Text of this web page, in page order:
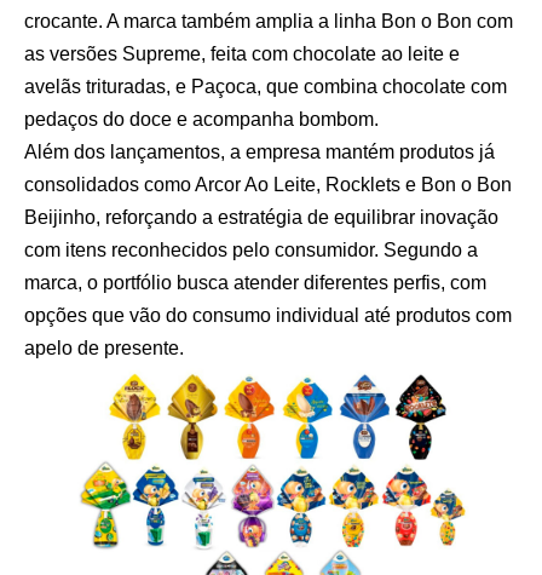
crocante. A marca também amplia a linha Bon o Bon com
as versões Supreme, feita com chocolate ao leite e
avelãs trituradas, e Paçoca, que combina chocolate com
pedaços do doce e acompanha bombom.
Além dos lançamentos, a empresa mantém produtos já
consolidados como Arcor Ao Leite, Rocklets e Bon o Bon
Beijinho, reforçando a estratégia de equilibrar inovação
com itens reconhecidos pelo consumidor. Segundo a
marca, o portfólio busca atender diferentes perfis, com
opções que vão do consumo individual até produtos com
apelo de presente.